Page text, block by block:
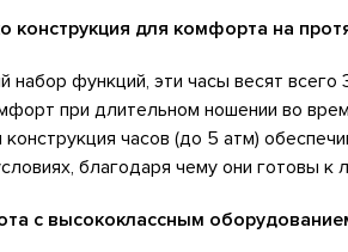
конструкция для комфорта на
функций, эти часы весят всего
при длительном ношении во
часов (до 5 атм)
благодаря чему они готовы к
с высококлассным